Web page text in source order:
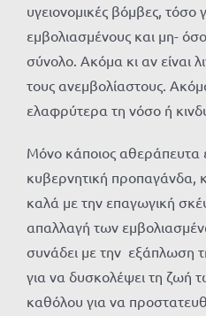
υγειονομικές βόμβες, τόσο
εμβολιασμένους και μη-
σύνολο. Ακόμα κι αν είναι
τους ανεμβολίαστους.
ελαφρύτερα τη νόσο ή
Μόνο κάποιος αθεράπευτα
κυβερνητική προπαγάνδα,
καλά με την επαγωγική
απαλλαγή των
συνάδει με την εξάπλωση
για να δυσκολέψει τη ζωή
καθόλου για να